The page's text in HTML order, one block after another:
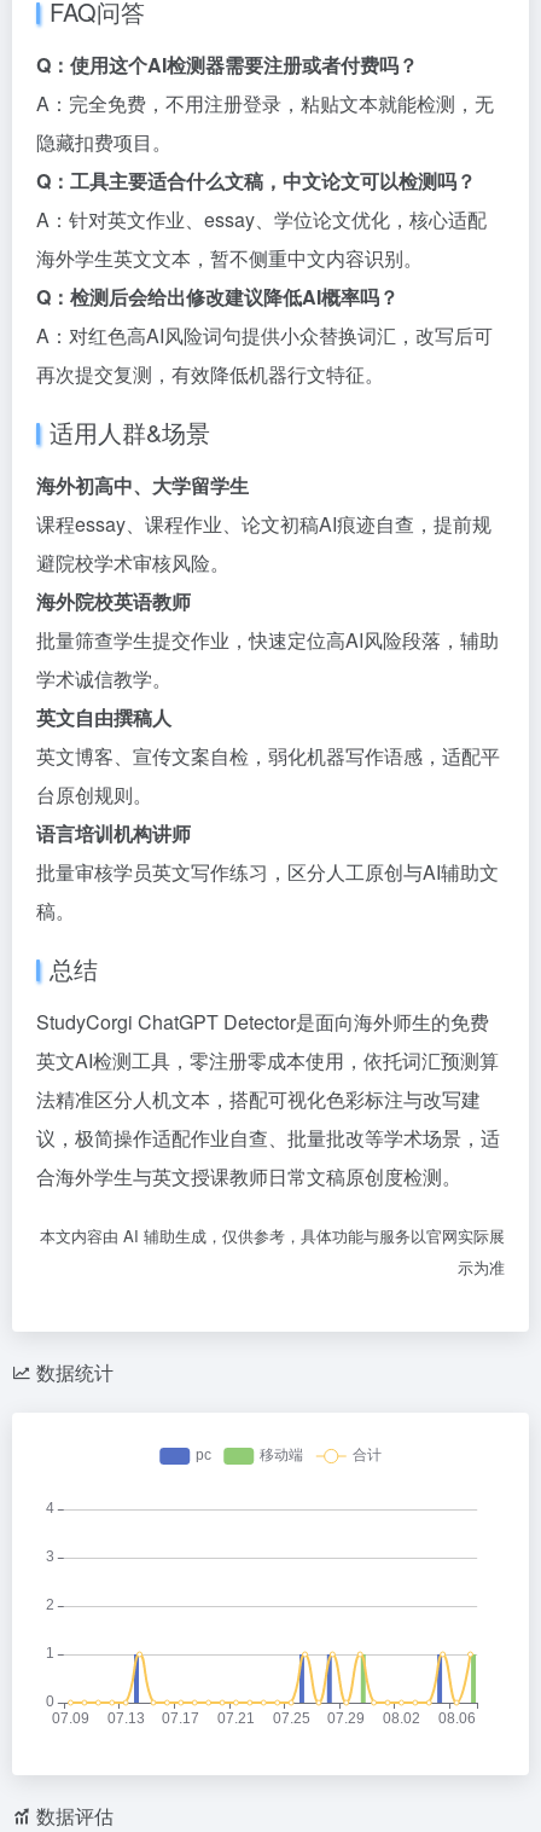
FAQ问答
Q：使用这个AI检测器需要注册或者付费吗？
A：完全免费，不用注册登录，粘贴文本就能检测，无
隐藏扣费项目。
Q：工具主要适合什么文稿，中文论文可以检测吗？
A：针对英文作业、essay、学位论文优化，核心适配
海外学生英文文本，暂不侧重中文内容识别。
Q：检测后会给出修改建议降低AI概率吗？
A：对红色高AI风险词句提供小众替换词汇，改写后可
再次提交复测，有效降低机器行文特征。
适用人群&场景
海外初高中、大学留学生
课程essay、课程作业、论文初稿AI痕迹自查，提前规
避院校学术审核风险。
海外院校英语教师
批量筛查学生提交作业，快速定位高AI风险段落，辅助
学术诚信教学。
英文自由撰稿人
英文博客、宣传文案自检，弱化机器写作语感，适配平
台原创规则。
语言培训机构讲师
批量审核学员英文写作练习，区分人工原创与AI辅助文
稿。
总结
StudyCorgi ChatGPT Detector是面向海外师生的免费
英文AI检测工具，零注册零成本使用，依托词汇预测算
法精准区分人机文本，搭配可视化色彩标注与改写建
议，极简操作适配作业自查、批量批改等学术场景，适
合海外学生与英文授课教师日常文稿原创度检测。
本文内容由 AI 辅助生成，仅供参考，具体功能与服务以官网实际展
示为准
数据统计
数据评估